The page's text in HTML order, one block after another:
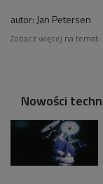
autor: Jan Petersen
Zobacz więcej na temat:
Nowości